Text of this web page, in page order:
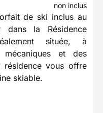
non inclus
de ski inclus au
la Résidence
située, à
mécaniques et des
résidence vous offre
skiable.